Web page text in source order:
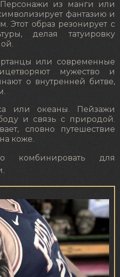
из манги или
фантазию и
Этот образ резонирует с
делая татуировку
или современные
мужество и
о внутренней битве,
или океаны. Пейзажи
и связь с природой.
словно путешествие
коже.
комбинировать для